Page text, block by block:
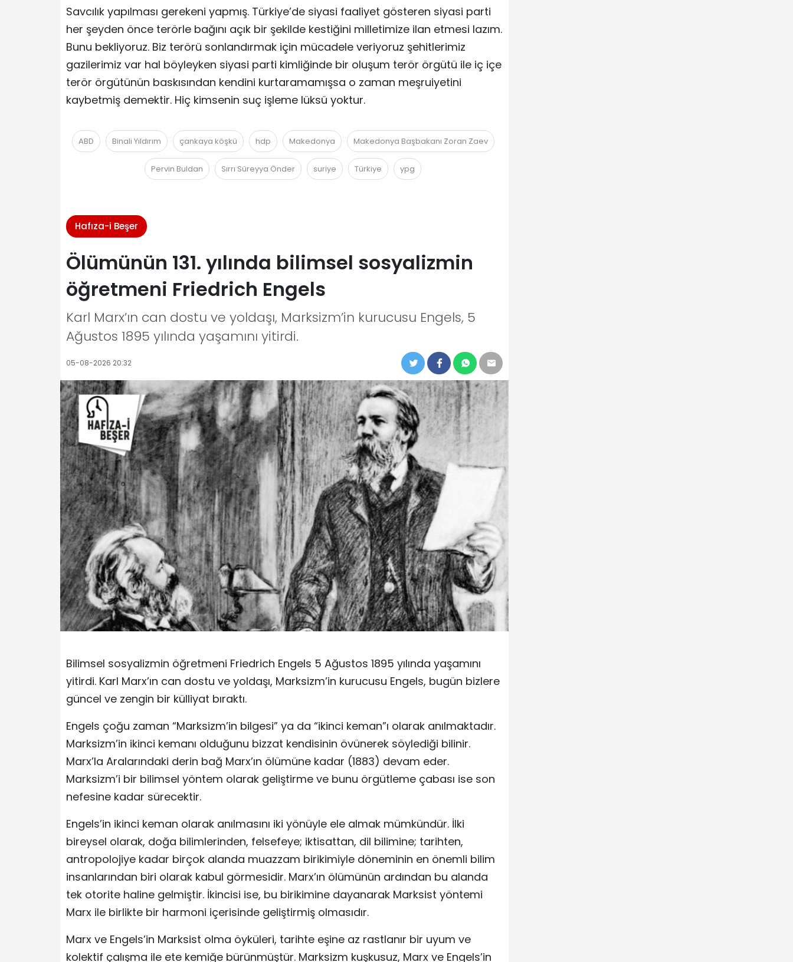
Savcılık yapılması gerekeni yapmış. Türkiye’de siyasi faaliyet gösteren siyasi parti
her şeyden önce terörle bağını açık bir şekilde kestiğini milletimize ilan etmesi lazım.
Bunu bekliyoruz. Biz terörü sonlandırmak için mücadele veriyoruz şehitlerimiz
gazilerimiz var hal böyleyken siyasi parti kimliğinde bir oluşum terör örgütü ile iç içe
terör örgütünün baskısından kendini kurtaramamışsa o zaman meşruiyetini
kaybetmiş demektir. Hiç kimsenin suç işleme lüksü yoktur.
ABD Binali Yıldırım çankaya köşkü hdp Makedonya Makedonya Başbakanı Zoran Zaev
Pervin Buldan Sırrı Süreyya Önder suriye Türkiye ypg
Hafıza-i Beşer
Ölümünün 131. yılında bilimsel sosyalizmin
öğretmeni Friedrich Engels
Karl Marx’ın can dostu ve yoldaşı, Marksizm’in kurucusu Engels, 5
Ağustos 1895 yılında yaşamını yitirdi.
05-08-2026 20:32
Bilimsel sosyalizmin öğretmeni Friedrich Engels 5 Ağustos 1895 yılında yaşamını
yitirdi. Karl Marx’ın can dostu ve yoldaşı, Marksizm’in kurucusu Engels, bugün bizlere
güncel ve zengin bir külliyat bıraktı.
Engels çoğu zaman “Marksizm’in bilgesi” ya da “ikinci keman”ı olarak anılmaktadır.
Marksizm’in ikinci kemanı olduğunu bizzat kendisinin övünerek söylediği bilinir.
Marx’la Aralarındaki derin bağ Marx’ın ölümüne kadar (1883) devam eder.
Marksizm’i bir bilimsel yöntem olarak geliştirme ve bunu örgütleme çabası ise son
nefesine kadar sürecektir.
Engels’in ikinci keman olarak anılmasını iki yönüyle ele almak mümkündür. İlki
bireysel olarak, doğa bilimlerinden, felsefeye; iktisattan, dil bilimine; tarihten,
antropolojiye kadar birçok alanda muazzam birikimiyle döneminin en önemli bilim
insanlarından biri olarak kabul görmesidir. Marx’ın ölümünün ardından bu alanda
tek otorite haline gelmiştir. İkincisi ise, bu birikimine dayanarak Marksist yöntemi
Marx ile birlikte bir harmoni içerisinde geliştirmiş olmasıdır.
Marx ve Engels’in Marksist olma öyküleri, tarihte eşine az rastlanır bir uyum ve
kolektif çalışma ile ete kemiğe bürünmüştür. Marksizm kuşkusuz, Marx ve Engels’in